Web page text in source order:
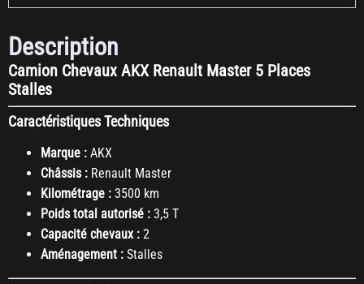
Description
Camion Chevaux AKX Renault Master 5 Places
Stalles
Caractéristiques Techniques
Marque : AKX
Châssis : Renault Master
Kilométrage : 3500 km
Poids total autorisé : 3,5 T
Capacité chevaux : 2
Aménagement : Stalles